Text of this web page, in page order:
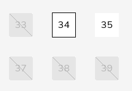
33 34 35
37 38 39